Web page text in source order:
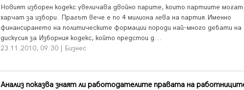
Новият изборен кодекс увеличава двойно парите, които партиите
харчат за избори. Прагът вече е по 4 милиона лева на партия.Именно
финансирането на политическите формации породи най-много дебати на
дискусия за Изборния кодекс, който предстои д...
23.11.2010, 09:30 | Бизнес
Анализ показва знаят ли работодателите правата на